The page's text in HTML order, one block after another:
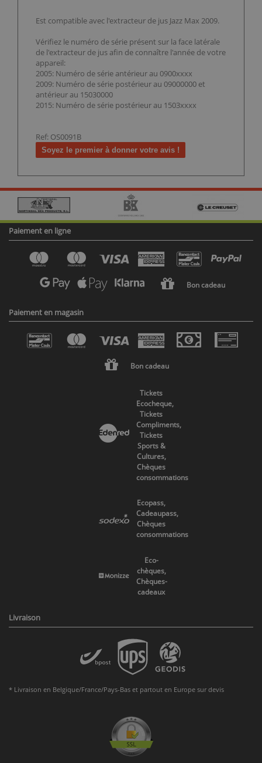
Est compatible avec l'extracteur de jus Jazz Max 2009.
Vérifiez le numéro de série présent sur la face latérale
de l'extracteur de jus afin de connaître l'année de votre
appareil:
2005: Numéro de série antérieur au 0900xxxx
2009: Numéro de série postérieur au 09000000 et
antérieur au 15030000
2015: Numéro de série postérieur au 1503xxxx
Ref: OS0091B
Soyez le premier à donner votre avis !
Paiement en ligne
Bon cadeau
Paiement en magasin
Bon cadeau
Tickets
Ecocheque,
Tickets
Compliments,
Tickets
Sports &
Cultures,
Chèques
consommations
Ecopass,
Cadeaupass,
Chèques
consommations
Eco-
chèques,
Chèques-
cadeaux
Livraison
* Livraison en Belgique/France/Pays-Bas et partout en Europe sur devis